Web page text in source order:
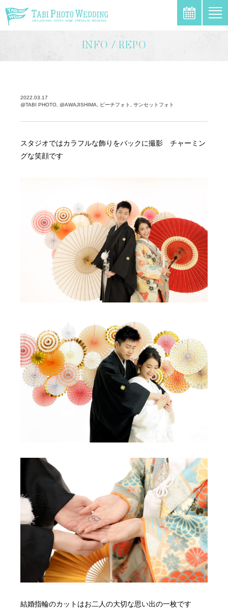
INFO / REPO
2022.03.17
@TABI PHOTO, @AWAJISHIMA, ビーチフォト, サンセットフォト
スタジオではカラフルな飾りをバックに撮影 チャーミン
グな笑顔です
結婚指輪のカットはお二人の大切な思い出の一枚です